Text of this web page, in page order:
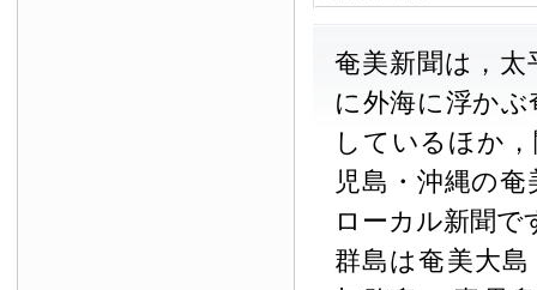
奄美新聞は，
に外海に浮か
しているほか
児島・沖縄の
ローカル新聞で
群島は奄美大